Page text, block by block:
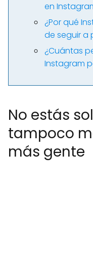
en
¿Por qué
de seguir a
¿Cuántas
Instagram
No estás
tampoco
más gente